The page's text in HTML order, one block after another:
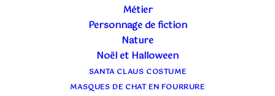
Métier
Personnage de fiction
Nature
Noël et Halloween
SANTA CLAUS COSTUME
MASQUES DE CHAT EN FOURRURE